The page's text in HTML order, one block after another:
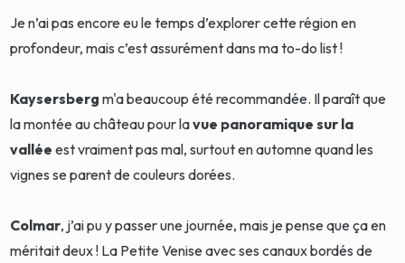
Je n’ai pas encore eu le temps d’explorer cette région en
profondeur, mais c’est assurément dans ma to-do list !
Kaysersberg m'a beaucoup été recommandée. Il paraît que
la montée au château pour lavue panoramique sur la
vallée est vraiment pas mal, surtout en automne quand les
vignes se parent de couleurs dorées.
Colmar, j’ai pu y passer une journée, mais je pense que ça en
méritait deux ! La Petite Venise avec ses canaux bordés de